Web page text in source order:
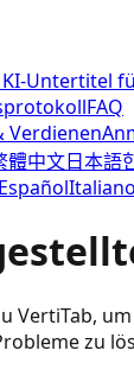
Untertitel
FAQ
Verdienen
體中文日本語
EspañolItaliano
VertiTab,
zu